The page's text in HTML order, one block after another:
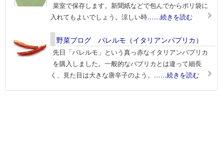
菜室で保存します。新聞紙などで包んでからポリ袋に
入れてもよいでしょう。涼しい時……続きを読む
野菜ブログ パレルモ（イタリアンパプリカ）
先日「パレルモ」という真っ赤なイタリアンパプリカ
を購入しました。一般的なパプリカとは違って細長
く、見た目は大きな唐辛子のよう。 ……続きを読む